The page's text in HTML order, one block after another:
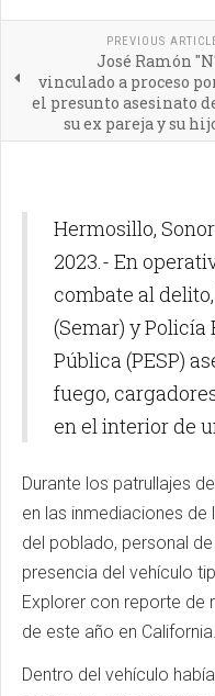
PREVIOUS
José Ramón
vinculado a proceso
el presunto asesinato
su ex pareja y su
Hermosillo,
2023.- En
combate al
(Semar) y Policía
Pública (PESP)
fuego,
en el interior de
Durante los patrullajes
en las inmediaciones
del poblado, personal
presencia del vehículo
Explorer con reporte de
de este año en California.
Dentro del vehículo